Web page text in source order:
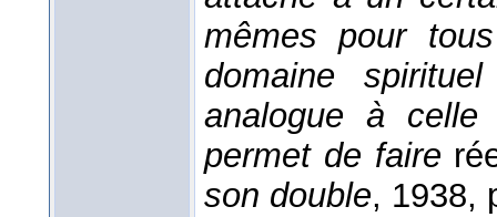
mêmes pour
domaine
analogue à
permet de faire
son double, 1938,